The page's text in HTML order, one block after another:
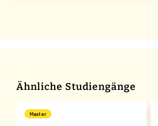
Ähnliche Studiengänge
Master